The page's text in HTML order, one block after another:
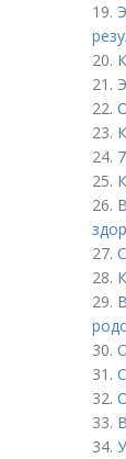
19.
20.
21.
22.
23.
24.
25.
26.
27.
28.
29.
30.
31.
32.
33.
34.